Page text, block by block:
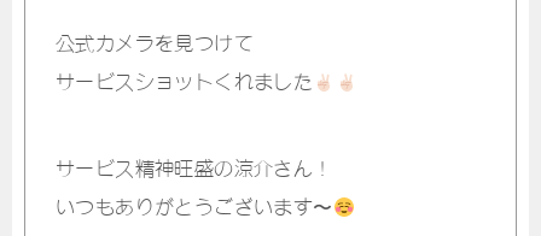
公式カメラを見つけて
サービスショットくれました
サービス精神旺盛の涼介さん！
いつもありがとうございます〜